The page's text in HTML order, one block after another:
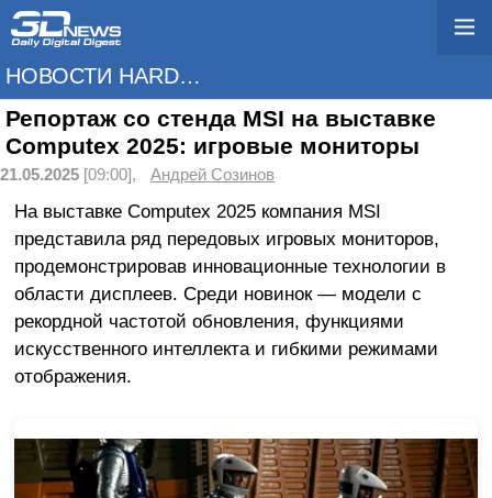
НОВОСТИ HARDWARE
Репортаж со стенда MSI на выставке
Computex 2025: игровые мониторы
21.05.2025 [09:00], Андрей Созинов
На выставке Computex 2025 компания MSI
представила ряд передовых игровых мониторов,
продемонстрировав инновационные технологии в
области дисплеев. Среди новинок — модели с
рекордной частотой обновления, функциями
искусственного интеллекта и гибкими режимами
отображения.